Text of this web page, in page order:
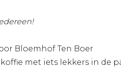
Bloemhof Ten Boer
met iets lekkers in de